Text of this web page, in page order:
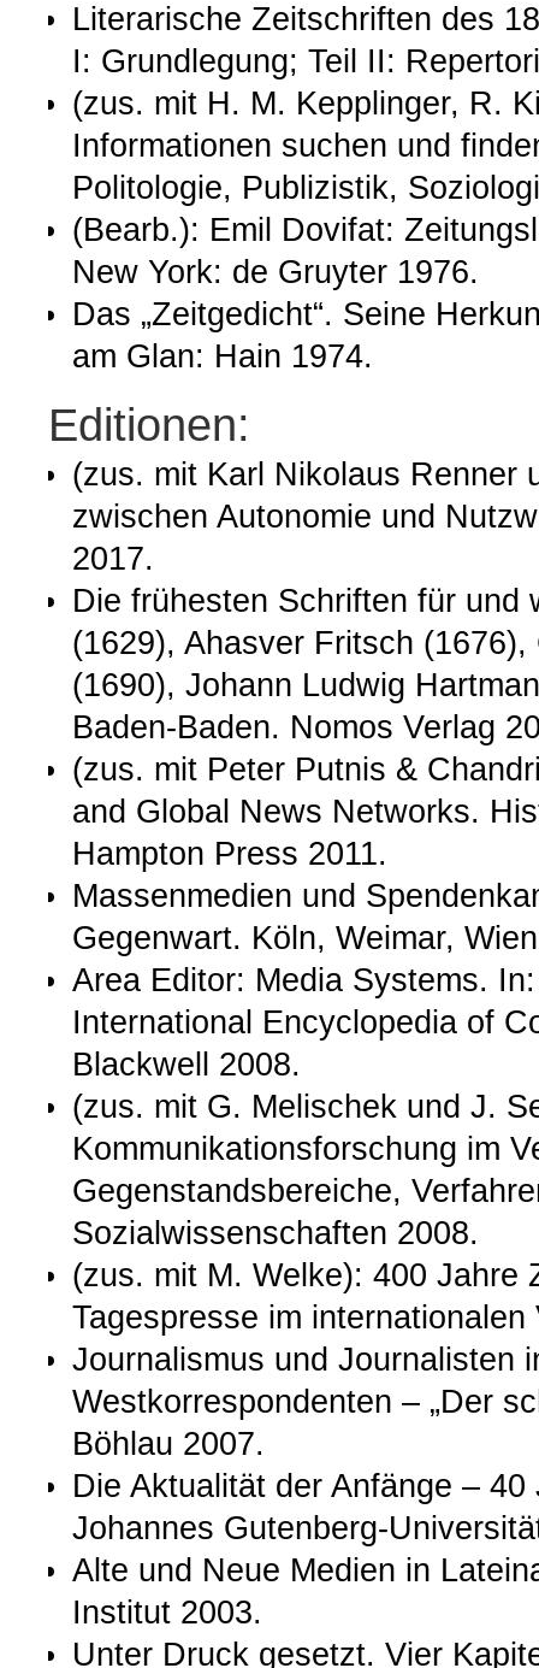
Literarische Zeitschriften des
I: Grundlegung; Teil II:
(zus. mit H. M. Kepplinger, R.
Informationen suchen und
Politologie, Publizistik,
(Bearb.): Emil Dovifat:
New York: de Gruyter 1976.
Das „Zeitgedicht“. Seine
am Glan: Hain 1974.
Editionen:
(zus. mit Karl Nikolaus Renner
zwischen Autonomie und
2017.
Die frühesten Schriften für und
(1629), Ahasver Fritsch
(1690), Johann Ludwig
Baden-Baden. Nomos Verlag
(zus. mit Peter Putnis &
and Global News Networks.
Hampton Press 2011.
Massenmedien und
Gegenwart. Köln, Weimar,
Area Editor: Media Systems.
International Encyclopedia of
Blackwell 2008.
(zus. mit G. Melischek und J.
Kommunikationsforschung im
Gegenstandsbereiche,
Sozialwissenschaften 2008.
(zus. mit M. Welke): 400 Jahre
Tagespresse im
Journalismus und Journalisten
Westkorrespondenten – „Der
Böhlau 2007.
Die Aktualität der Anfänge –
Johannes Gutenberg-
Alte und Neue Medien in
Institut 2003.
Unter Druck gesetzt. Vier